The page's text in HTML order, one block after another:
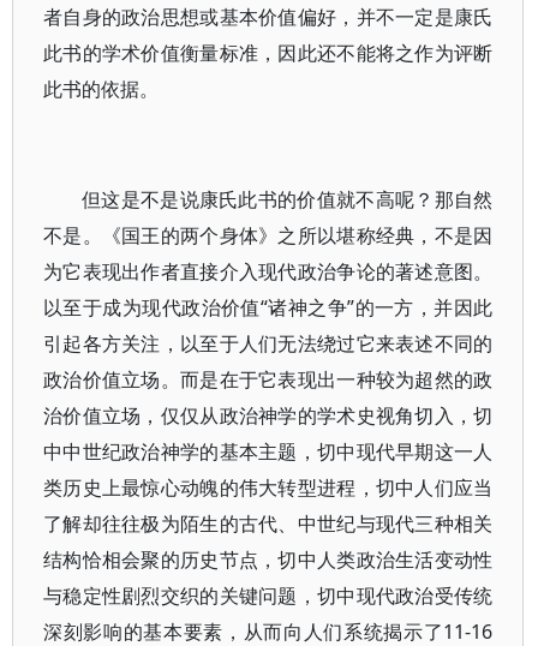
者自身的政治思想或基本价值偏好，并不一定是康氏
此书的学术价值衡量标准，因此还不能将之作为评断
此书的依据。
但这是不是说康氏此书的价值就不高呢？那自然
不是。《国王的两个身体》之所以堪称经典，不是因
为它表现出作者直接介入现代政治争论的著述意图。
以至于成为现代政治价值“诸神之争”的一方，并因此
引起各方关注，以至于人们无法绕过它来表述不同的
政治价值立场。而是在于它表现出一种较为超然的政
治价值立场，仅仅从政治神学的学术史视角切入，切
中中世纪政治神学的基本主题，切中现代早期这一人
类历史上最惊心动魄的伟大转型进程，切中人们应当
了解却往往极为陌生的古代、中世纪与现代三种相关
结构恰相会聚的历史节点，切中人类政治生活变动性
与稳定性剧烈交织的关键问题，切中现代政治受传统
深刻影响的基本要素，从而向人们系统揭示了11-16